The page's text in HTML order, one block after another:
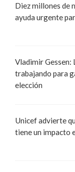
Diez millones de
ayuda urgente
Vladimir Gessen:
trabajando para
elección
Unicef advierte
tiene un impacto